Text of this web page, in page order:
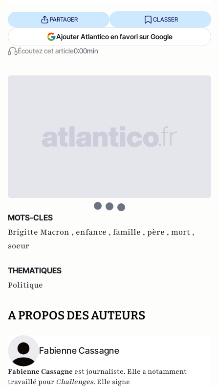
Écoutez cet article0:00min
PARTAGER CLASSER
Ajouter Atlantico en favori sur Google
MOTS-CLES
Brigitte Macron , enfance , famille , père , mort ,
soeur
THEMATIQUES
Politique
A PROPOS DES AUTEURS
Fabienne Cassagne
Fabienne Cassagne est journaliste. Elle a notamment
travaillé pour Challenges. Elle signe